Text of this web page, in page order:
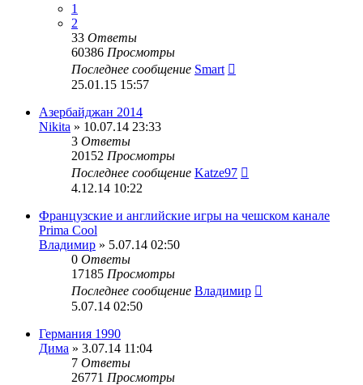
1
2
33 Ответы
60386 Просмотры
Последнее сообщение Smart
25.01.15 15:57
Азербайджан 2014
Nikita » 10.07.14 23:33
3 Ответы
20152 Просмотры
Последнее сообщение Katze97
4.12.14 10:22
Французские и английские игры на чешском канале
Prima Cool
Владимир » 5.07.14 02:50
0 Ответы
17185 Просмотры
Последнее сообщение Владимир
5.07.14 02:50
Германия 1990
Дима » 3.07.14 11:04
7 Ответы
26771 Просмотры